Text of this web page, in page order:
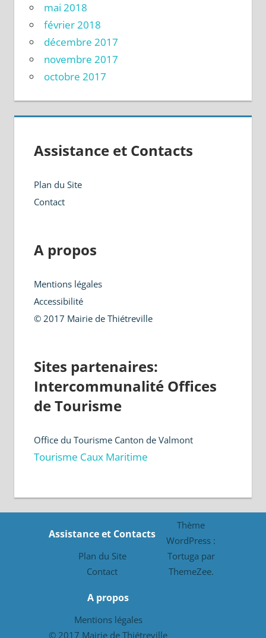
mai 2018
février 2018
décembre 2017
novembre 2017
octobre 2017
Assistance et Contacts
Plan du Site
Contact
A propos
Mentions légales
Accessibilité
© 2017 Mairie de Thiétreville
Sites partenaires:
Intercommunalité Offices
de Tourisme
Office du Tourisme Canton de Valmont
Tourisme Caux Maritime
Assistance et Contacts
Plan du Site
Contact
A propos
Mentions légales
© 2017 Mairie de Thiétreville
Thème
WordPress :
Tortuga par
ThemeZee.